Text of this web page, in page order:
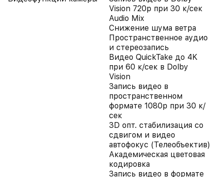
Vision 720p при 30 к/сек
Audio Mix
Снижение шума ветра
Пространственное аудио
и стереозапись
Видео QuickTake до 4K
при 60 к/сек в Dolby
Vision
Запись видео в
пространственном
формате 1080p при 30 к/
сек
3D опт. стабилизация со
сдвигом и видео
автофокус (Телеобъектив)
Академическая цветовая
кодировка
Запись видео в формате